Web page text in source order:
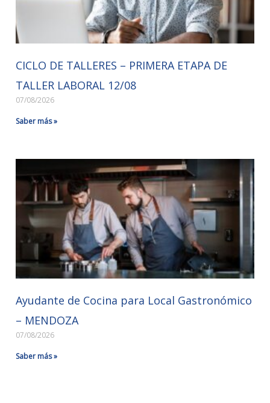
CICLO DE TALLERES – PRIMERA ETAPA DE
TALLER LABORAL 12/08
07/08/2026
Saber más »
Ayudante de Cocina para Local Gastronómico
– MENDOZA
07/08/2026
Saber más »